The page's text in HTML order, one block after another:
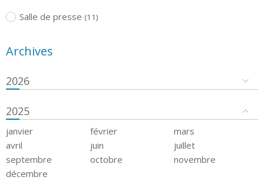
Salle de presse (11)
Archives
2026
2025
janvier février
mars
avril
juin
juillet
septembre
octobre
novembre
décembre